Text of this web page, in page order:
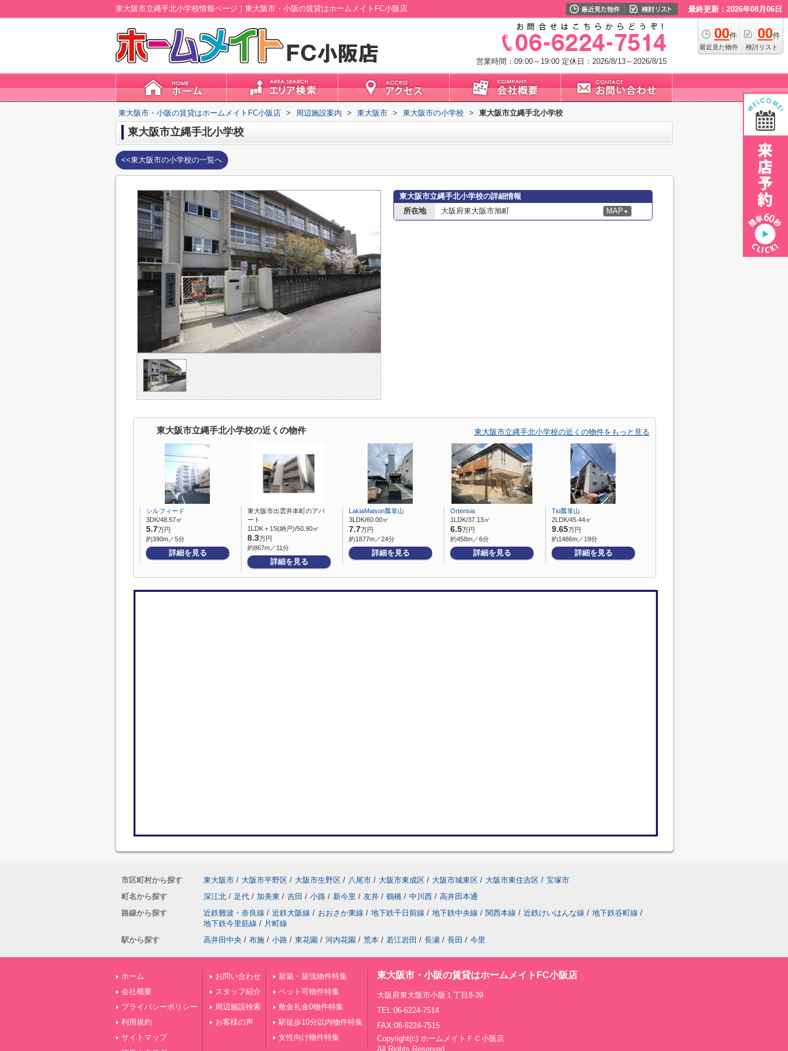
東大阪市立縄手北小学校情報ページ｜東大阪市・小阪の賃貸はホームメイトFC小阪店 最終更新：2026年08月06日
00件
最近見た物件
00件
検討リスト
営業時間：09:00～19:00 定休日：2026/8/13～2026/8/15
東大阪市・小阪の賃貸はホームメイトFC小阪店 > 周辺施設案内 > 東大阪市 > 東大阪市の小学校 > 東大阪市立縄手北小学校
東大阪市立縄手北小学校
<<東大阪市の小学校の一覧へ
東大阪市立縄手北小学校の詳細情報
所在地
大阪府東大阪市旭町 MAP ▼
東大阪市立縄手北小学校の近くの物件 東大阪市立縄手北小学校の近くの物件をもっと見る
シルフィード
3DK/48.57㎡
5.7万円
約390m／5分
詳細を見る
東大阪市出雲井本町のアパ
ート
1LDK＋1S(納戸)/50.90㎡
8.3万円
約867m／11分
詳細を見る
LakiaMaison瓢箪山
3LDK/60.00㎡
7.7万円
約1877m／24分
詳細を見る
Ortensia
1LDK/37.13㎡
6.5万円
約458m／6分
詳細を見る
Tio瓢箪山
2LDK/45.44㎡
9.65万円
約1486m／19分
詳細を見る
市区町村から探す 東大阪市 / 大阪市平野区 / 大阪市生野区 / 八尾市 / 大阪市東成区 / 大阪市城東区 / 大阪市東住吉区 / 宝塚市
町名から探す
深江北 / 足代 / 加美東 / 吉田 / 小路 / 新今里 / 友井 / 鶴橋 / 中川西 / 高井田本通
路線から探す
近鉄難波・奈良線 / 近鉄大阪線 / おおさか東線 / 地下鉄千日前線 / 地下鉄中央線 / 関西本線 / 近鉄けいはんな線 / 地下鉄谷町線 /
地下鉄今里筋線 / 片町線
駅から探す
高井田中央 / 布施 / 小路 / 東花園 / 河内花園 / 荒本 / 若江岩田 / 長瀬 / 長田 / 今里
ホーム
会社概要
プライバシーポリシー
利用規約
サイトマップ
お問い合わせ
スタッフ紹介
周辺施設検索
お客様の声
新築・築浅物件特集
ペット可物件特集
敷金礼金0物件特集
駅徒歩10分以内物件特集
女性向け物件特集
東大阪市・小阪の賃貸はホームメイトFC小阪店
大阪府東大阪市小阪１丁目8-39
TEL:06-6224-7514
FAX:06-6224-7515
Copyright(c) ホームメイトＦＣ小阪店
All Rights Reserved.